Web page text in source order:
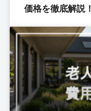
価格を徹底解説！